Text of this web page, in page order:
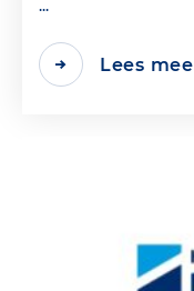
...
Lees